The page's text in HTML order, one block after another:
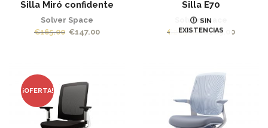
Silla Miró confidente
Solver Space
€165.00 El
€147.00El
Silla E70
Solver Space
€
289.00 El
€289.00.
€269.00El
SIN
EXISTENCIAS
¡OFERTA!